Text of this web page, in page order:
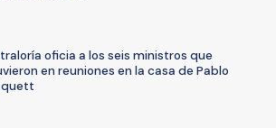
oficia a los seis ministros que
en reuniones en la casa de Pablo